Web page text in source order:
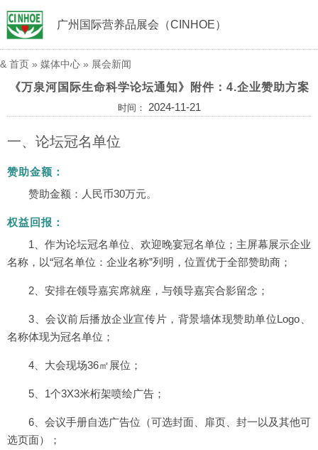
广州国际营养品展会（CINHOE）
& 首页 » 媒体中心 » 展会新闻
《万泉河国际生命科学论坛通知》附件：4.企业赞助方案
时间： 2024-11-21
一、论坛冠名单位
赞助金额：
赞助金额：人民币30万元。
权益回报：
1、作为论坛冠名单位、欢迎晚宴冠名单位；主屏幕展示企业
名称，以“冠名单位：企业名称”列明，位置优于全部赞助商；
2、安排在领导嘉宾席就座，与领导嘉宾合影留念；
3、会议前后播放企业宣传片，背景墙体现赞助单位Logo、
名称体现为冠名单位；
4、大会现场36㎡展位；
5、1个3X3米桁架喷绘广告；
6、会议手册自选广告位（可选封面、扉页、封一以及其他可
选页面）；